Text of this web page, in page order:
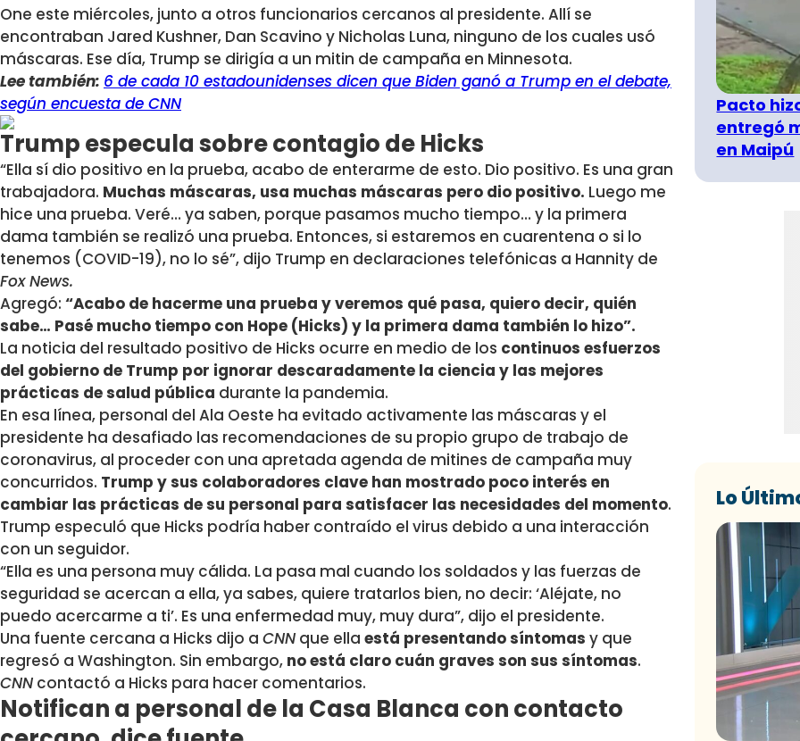
One este miércoles, junto a otros funcionarios cercanos al presidente. Allí se
encontraban Jared Kushner, Dan Scavino y Nicholas Luna, ninguno de los cuales usó
máscaras. Ese día, Trump se dirigía a un mitin de campaña en Minnesota.
Lee también: 6 de cada 10 estadounidenses dicen que Biden ganó a Trump en el debate,
según encuesta de CNN
Trump especula sobre contagio de Hicks
“Ella sí dio positivo en la prueba, acabo de enterarme de esto. Dio positivo. Es una gran
trabajadora. Muchas máscaras, usa muchas máscaras pero dio positivo. Luego me
hice una prueba. Veré… ya saben, porque pasamos mucho tiempo… y la primera
dama también se realizó una prueba. Entonces, si estaremos en cuarentena o si lo
tenemos (COVID-19), no lo sé”, dijo Trump en declaraciones telefónicas a Hannity de
Fox News.
Agregó: “Acabo de hacerme una prueba y veremos qué pasa, quiero decir, quién
sabe… Pasé mucho tiempo con Hope (Hicks) y la primera dama también lo hizo”.
La noticia del resultado positivo de Hicks ocurre en medio de los continuos esfuerzos
del gobierno de Trump por ignorar descaradamente la ciencia y las mejores
prácticas de salud pública durante la pandemia.
En esa línea, personal del Ala Oeste ha evitado activamente las máscaras y el
presidente ha desafiado las recomendaciones de su propio grupo de trabajo de
coronavirus, al proceder con una apretada agenda de mitines de campaña muy
concurridos. Trump y sus colaboradores clave han mostrado poco interés en
cambiar las prácticas de su personal para satisfacer las necesidades del momento.
Trump especuló que Hicks podría haber contraído el virus debido a una interacción
con un seguidor.
“Ella es una persona muy cálida. La pasa mal cuando los soldados y las fuerzas de
seguridad se acercan a ella, ya sabes, quiere tratarlos bien, no decir: ‘Aléjate, no
puedo acercarme a ti’. Es una enfermedad muy, muy dura”, dijo el presidente.
Una fuente cercana a Hicks dijo a CNN que ella está presentando síntomas y que
regresó a Washington. Sin embargo, no está claro cuán graves son sus síntomas.
CNN contactó a Hicks para hacer comentarios.
Notifican a personal de la Casa Blanca con contacto
Pacto
entregó
en Maipú
Lo